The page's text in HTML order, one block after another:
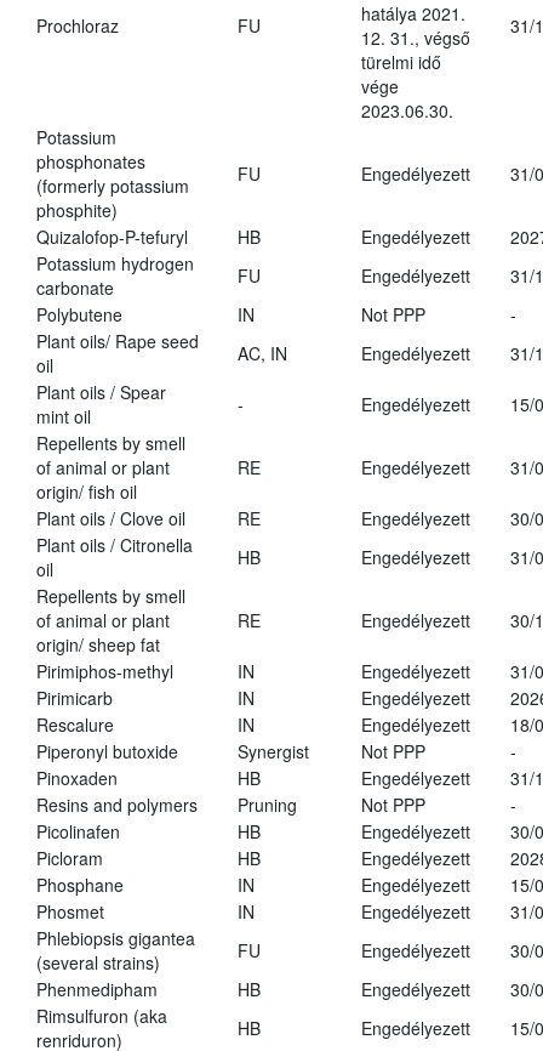
Prochloraz FU
hatálya 2021.
12. 31., végső
türelmi idő
vége
2023.06.30.
31/
Potassium
phosphonates
(formerly potassium
phosphite)
FU Engedélyezett 31/
Quizalofop-P-tefuryl HB Engedélyezett
Potassium hydrogen
carbonate
FU Engedélyezett
31/
Polybutene
IN Not PPP
-
Plant oils/ Rape seed
oil
AC, IN Engedélyezett
31/
Plant oils / Spear
mint oil
- Engedélyezett
15/
Repellents by smell
of animal or plant
origin/ fish oil
RE Engedélyezett 31/
Plant oils / Clove oil RE Engedélyezett
30/
Plant oils / Citronella
oil
HB Engedélyezett
31/
Repellents by smell
of animal or plant
origin/ sheep fat
RE Engedélyezett 30/
Pirimiphos-methyl IN Engedélyezett
31/
Pirimicarb
IN Engedélyezett
Rescalure
IN Engedélyezett
18/
Piperonyl butoxide
Synergist Not PPP
-
Pinoxaden
HB Engedélyezett
31/
Resins and polymers
Pruning Not PPP
-
Picolinafen
HB Engedélyezett
30/
Picloram
HB Engedélyezett
Phosphane
IN Engedélyezett
15/
Phosmet
IN Engedélyezett
31/
Phlebiopsis gigantea
(several strains)
FU Engedélyezett
30/
Phenmedipham
HB Engedélyezett
30/
Rimsulfuron (aka
renriduron)
HB Engedélyezett
15/